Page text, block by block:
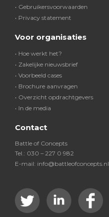
• Gebruikersvoorwaarden
• Privacy statement
Voor organisaties
• Hoe werkt het?
• Zakelijke nieuwsbrief
• Voorbeeld cases
• Brochure aanvragen
• Overzicht opdrachtgevers
• In de media
Contact
Battle of Concepts
Tel.: 030 – 227 0 982
E-mail: info@battleofconcepts.nl